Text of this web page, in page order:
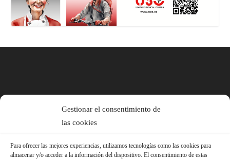
Gestionar el consentimiento de
las cookies
Para ofrecer las mejores experiencias, utilizamos tecnologías como las cookies para
almacenar y/o acceder a la información del dispositivo. El consentimiento de estas